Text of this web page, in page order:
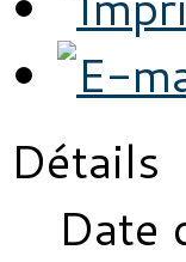
Détails
Date